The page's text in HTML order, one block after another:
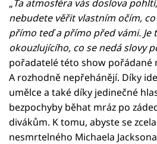
„Ta atmosféra vás doslova
nebudete věřit vlastním očím,
přímo teď a přímo před vámi.
okouzlujícího, co se nedá slovy
pořadatelé této show pořádané
A rozhodně nepřehánějí. Díky
umělce a také díky jedinečné
bezpochyby běhat mráz po
divákům. K tomu, abyste se
nesmrtelného Michaela